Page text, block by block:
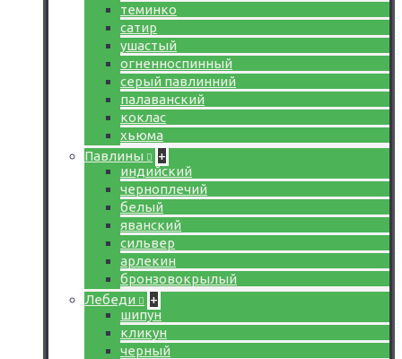
теминко
сатир
ушастый
огненноспинный
серый павлинний
палаванский
коклас
хьюма
Павлины
+
индийский
черноплечий
белый
яванский
сильвер
арлекин
бронзовокрылый
Лебеди
+
шипун
кликун
черный